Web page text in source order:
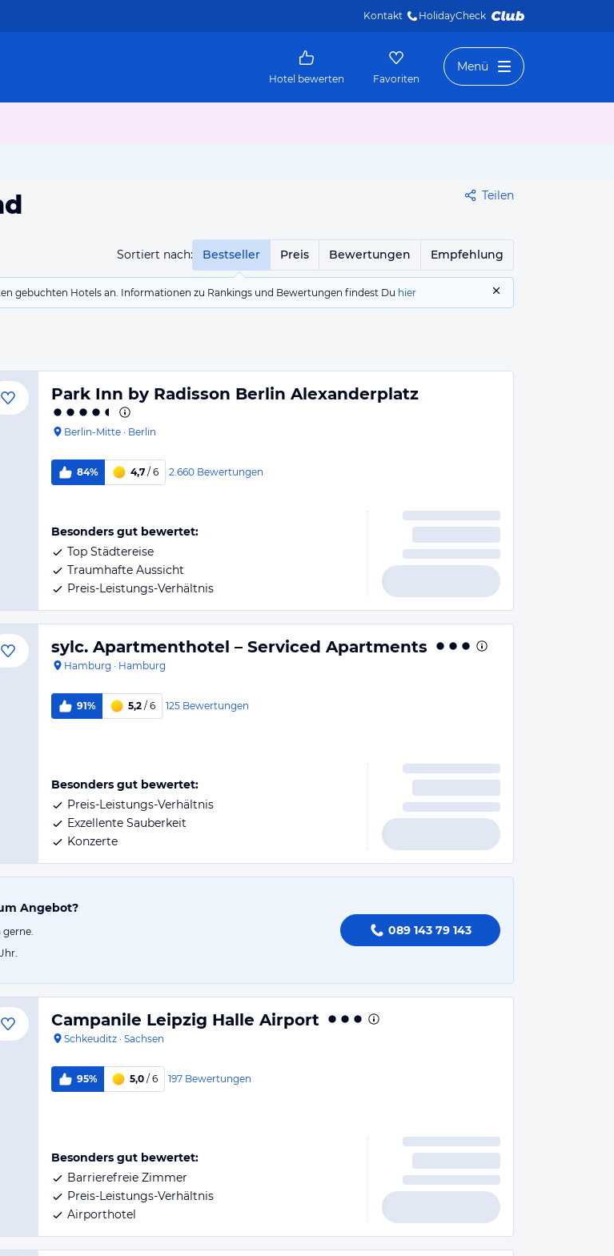
Kontakt HolidayCheck
Hotel bewerten Favoriten
Menü
Teilen
Sortiert nach: Bestseller Preis Bewertungen Empfehlung
gebuchten Hotels an. Informationen zu Rankings und Bewertungen findest Du hier
Park Inn by Radisson Berlin Alexanderplatz
Berlin-Mitte · Berlin
84% 4,7 / 6 2.660 Bewertungen
Besonders gut bewertet:
Top Städtereise
Traumhafte Aussicht
Preis-Leistungs-Verhältnis
sylc. Apartmenthotel – Serviced Apartments
Hamburg · Hamburg
91% 5,2 / 6 125 Bewertungen
Besonders gut bewertet:
Preis-Leistungs-Verhältnis
Exzellente Sauberkeit
Konzerte
Angebot?
089 143 79 143
Campanile Leipzig Halle Airport
Schkeuditz · Sachsen
95% 5,0 / 6 197 Bewertungen
Besonders gut bewertet:
Barrierefreie Zimmer
Preis-Leistungs-Verhältnis
Airporthotel